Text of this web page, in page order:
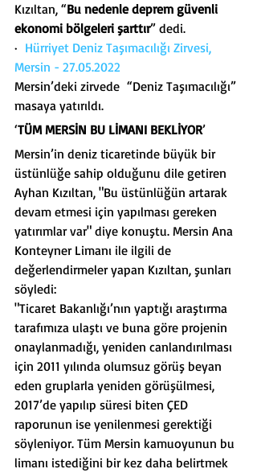
Kızıltan, “Bu nedenle deprem güvenli
ekonomi bölgeleri şarttır” dedi.
· Hürriyet Deniz Taşımacılığı Zirvesi,
Mersin - 27.05.2022
Mersin’deki zirvede  “Deniz Taşımacılığı”
masaya yatırıldı.
‘TÜM MERSİN BU LİMANI BEKLİYOR’
Mersin’in deniz ticaretinde büyük bir
üstünlüğe sahip olduğunu dile getiren
Ayhan Kızıltan, "Bu üstünlüğün artarak
devam etmesi için yapılması gereken
yatırımlar var" diye konuştu. Mersin Ana
Konteyner Limanı ile ilgili de
değerlendirmeler yapan Kızıltan, şunları
söyledi:
"Ticaret Bakanlığı’nın yaptığı araştırma
tarafımıza ulaştı ve buna göre projenin
onaylanmadığı, yeniden canlandırılması
için 2011 yılında olumsuz görüş beyan
eden gruplarla yeniden görüşülmesi,
2017’de yapılıp süresi biten ÇED
raporunun ise yenilenmesi gerektiği
söyleniyor. Tüm Mersin kamuoyunun bu
limanı istediğini bir kez daha belirtmek